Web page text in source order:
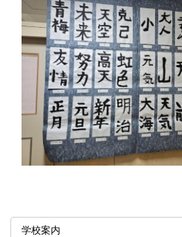
学校案内